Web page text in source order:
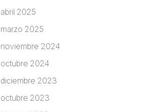
abril 2025
marzo 2025
noviembre 2024
octubre 2024
diciembre 2023
octubre 2023